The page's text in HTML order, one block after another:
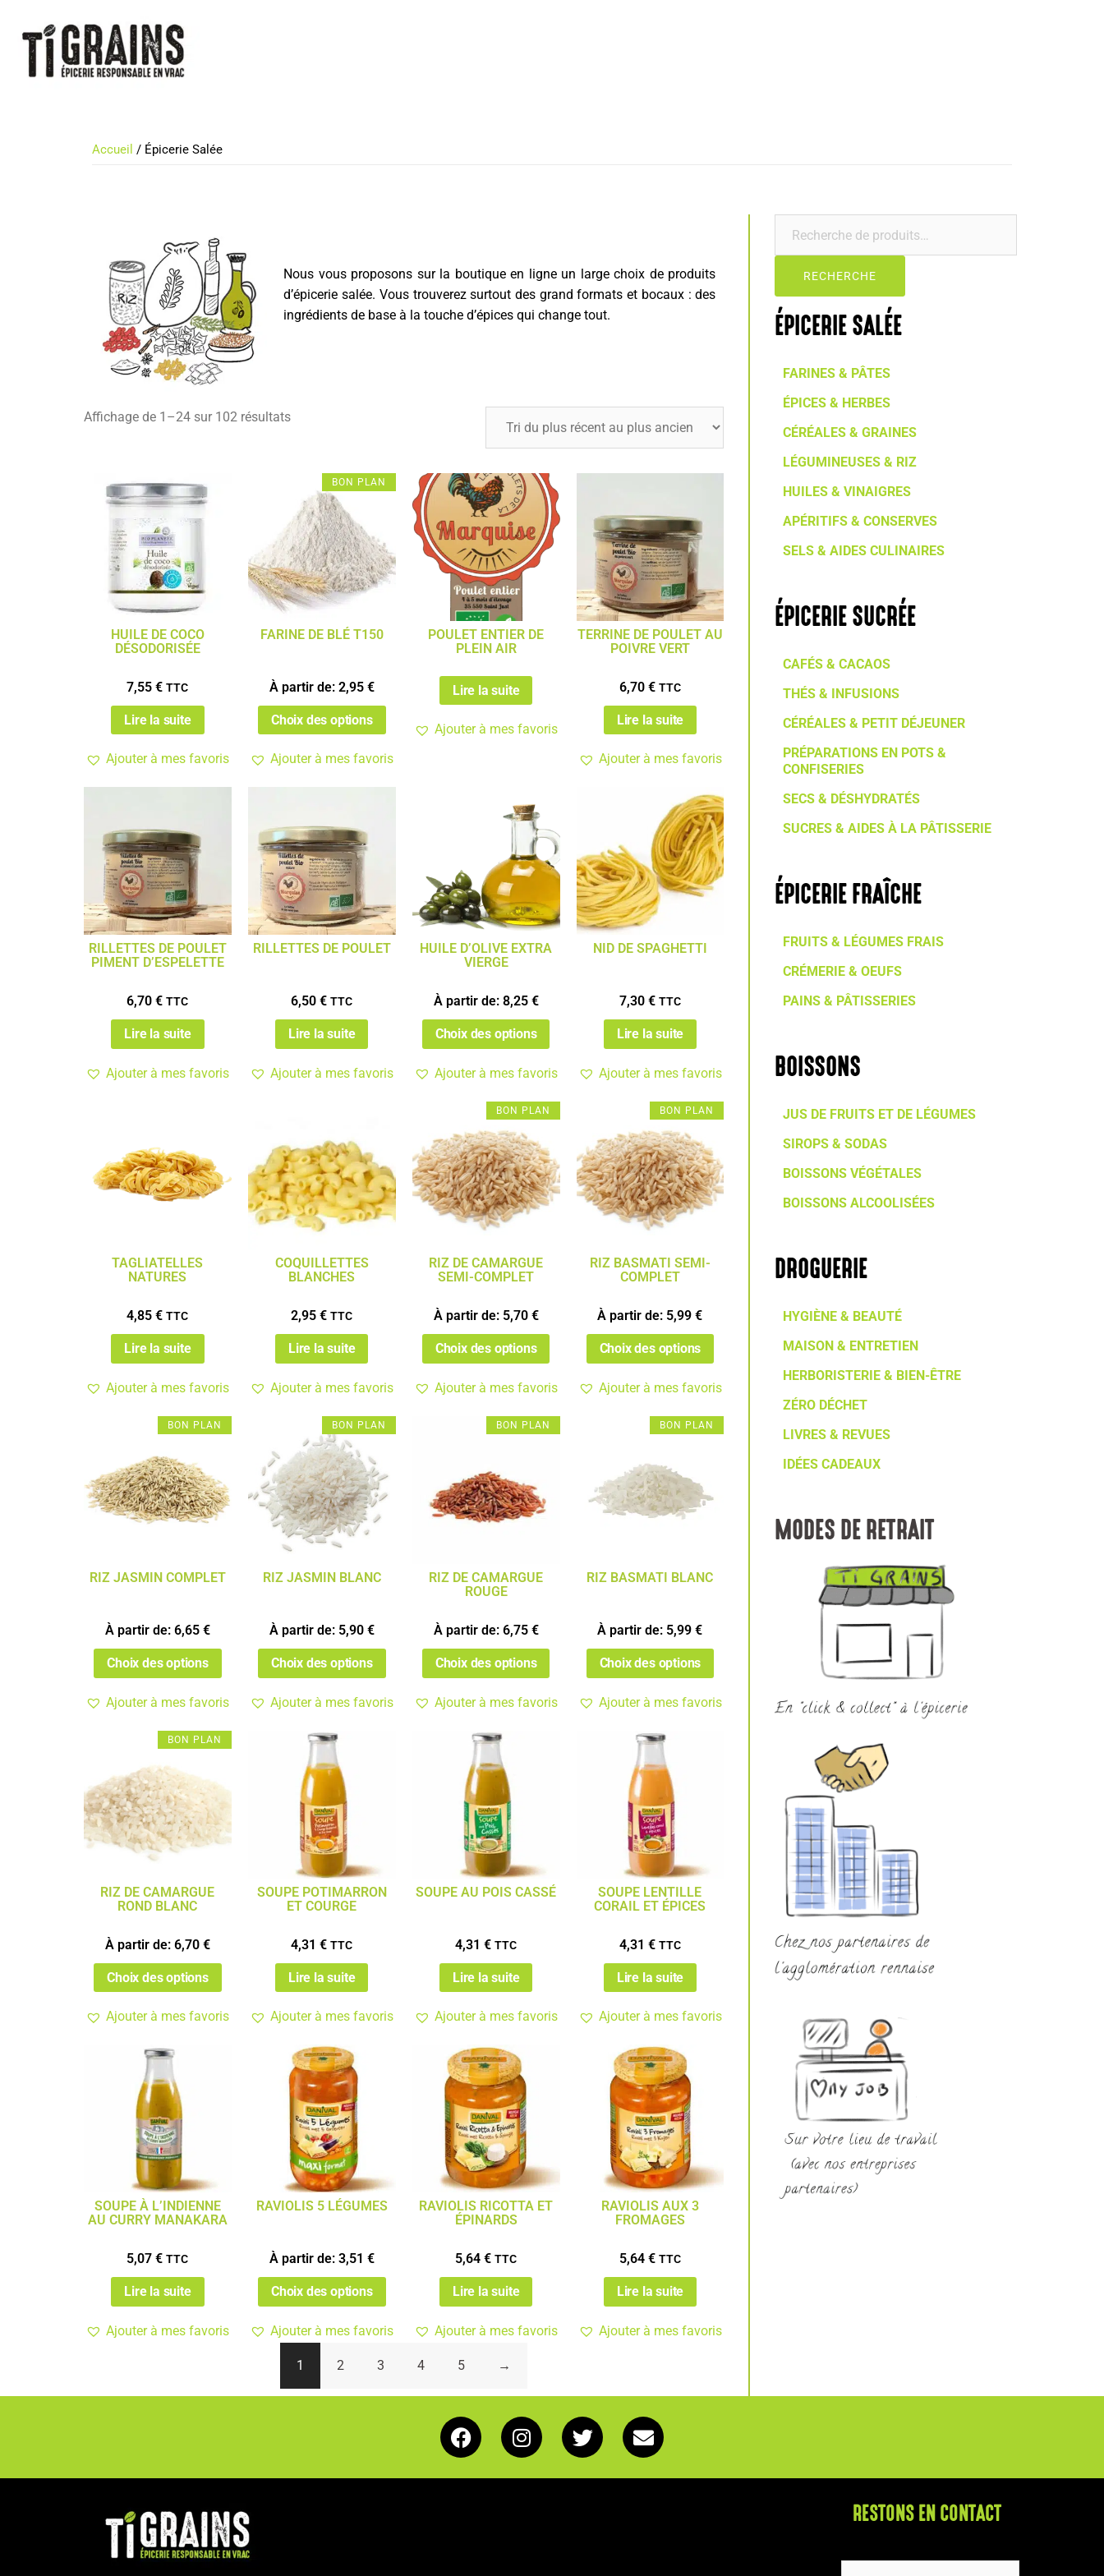
Accueil / Épicerie Salée
Nous vous proposons sur la boutique en ligne un large choix de produits
d’épicerie salée. Vous trouverez surtout des grand formats et bocaux : des
ingrédients de base à la touche d’épices qui change tout.
Affichage de 1–24 sur 102 résultats
HUILE DE COCO
DÉSODORISÉE
7,55€ TTC
Lire la suite
Ajouter à mes favoris
BON PLAN
FARINE DE BLÉ T150
À partir de: 2,95 €
Choix des options
Ajouter à mes favoris
POULET ENTIER DE
PLEIN AIR
Lire la suite
Ajouter à mes favoris
TERRINE DE POULET AU
POIVRE VERT
6,70 € TTC
Lire la suite
Ajouter à mes favoris
RILLETTES DE POULET
PIMENT D’ESPELETTE
6,70€ TTC
Lire la suite
Ajouter à mes favoris
RILLETTES DE POULET
6,50€ TTC
Lire la suite
Ajouter à mes favoris
HUILE D’OLIVE EXTRA
VIERGE
À partir de: 8,25 €
Choix des options
Ajouter à mes favoris
NID DE SPAGHETTI
7,30 € TTC
Lire la suite
Ajouter à mes favoris
TAGLIATELLES
NATURES
4,85€ TTC
Lire la suite
Ajouter à mes favoris
COQUILLETTES
BLANCHES
2,95€ TTC
Lire la suite
Ajouter à mes favoris
BON PLAN
RIZ DE CAMARGUE
SEMI-COMPLET
À partir de: 5,70 €
Choix des options
Ajouter à mes favoris
BON PLAN
RIZ BASMATI SEMI-
COMPLET
À partir de: 5,99€
Choix des options
Ajouter à mes favoris
BON PLAN
RIZ JASMIN COMPLET
À partir de: 6,65 €
Choix des options
Ajouter à mes favoris
BON PLAN
RIZ JASMIN BLANC
À partir de: 5,90 €
Choix des options
Ajouter à mes favoris
BON PLAN
RIZ DE CAMARGUE
ROUGE
À partir de: 6,75 €
Choix des options
Ajouter à mes favoris
BON PLAN
RIZ BASMATI BLANC
À partir de: 5,99€
Choix des options
Ajouter à mes favoris
BON PLAN
RIZ DE CAMARGUE
ROND BLANC
À partir de: 6,70 €
Choix des options
Ajouter à mes favoris
SOUPE POTIMARRON
ET COURGE
4,31€ TTC
Lire la suite
Ajouter à mes favoris
SOUPE AU POIS CASSÉ
4,31€ TTC
Lire la suite
Ajouter à mes favoris
SOUPE LENTILLE
CORAIL ET ÉPICES
4,31 € TTC
Lire la suite
Ajouter à mes favoris
SOUPE À L’INDIENNE
AU CURRY MANAKARA
5,07€ TTC
Lire la suite
Ajouter à mes favoris
RAVIOLIS 5 LÉGUMES
À partir de: 3,51 €
Choix des options
Ajouter à mes favoris
RAVIOLIS RICOTTA ET
ÉPINARDS
5,64€ TTC
Lire la suite
Ajouter à mes favoris
RAVIOLIS AUX 3
FROMAGES
5,64 € TTC
Lire la suite
Ajouter à mes favoris
1 2 3 4 5 →
RECHERCHE
ÉPICERIE SALÉE
FARINES & PÂTES
ÉPICES & HERBES
CÉRÉALES & GRAINES
LÉGUMINEUSES & RIZ
HUILES & VINAIGRES
APÉRITIFS & CONSERVES
SELS & AIDES CULINAIRES
ÉPICERIE SUCRÉE
CAFÉS & CACAOS
THÉS & INFUSIONS
CÉRÉALES & PETIT DÉJEUNER
PRÉPARATIONS EN POTS &
CONFISERIES
SECS & DÉSHYDRATÉS
SUCRES & AIDES À LA PÂTISSERIE
ÉPICERIE FRAÎCHE
FRUITS & LÉGUMES FRAIS
CRÉMERIE & OEUFS
PAINS & PÂTISSERIES
BOISSONS
JUS DE FRUITS ET DE LÉGUMES
SIROPS & SODAS
BOISSONS VÉGÉTALES
BOISSONS ALCOOLISÉES
DROGUERIE
HYGIÈNE & BEAUTÉ
MAISON & ENTRETIEN
HERBORISTERIE & BIEN-ÊTRE
ZÉRO DÉCHET
LIVRES & REVUES
IDÉES CADEAUX
MODES DE RETRAIT
RESTONS EN CONTACT